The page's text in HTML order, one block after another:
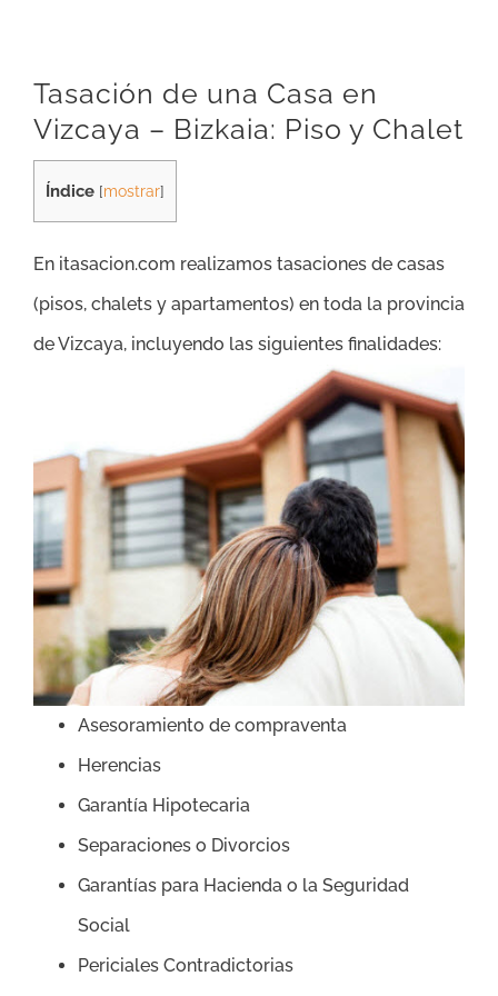
Tasación de una Casa en
Vizcaya – Bizkaia: Piso y Chalet
Índice [mostrar]
En itasacion.com realizamos tasaciones de casas
(pisos, chalets y apartamentos) en toda la provincia
de Vizcaya, incluyendo las siguientes finalidades:
Asesoramiento de compraventa
Herencias
Garantía Hipotecaria
Separaciones o Divorcios
Garantías para Hacienda o la Seguridad
Social
Periciales Contradictorias